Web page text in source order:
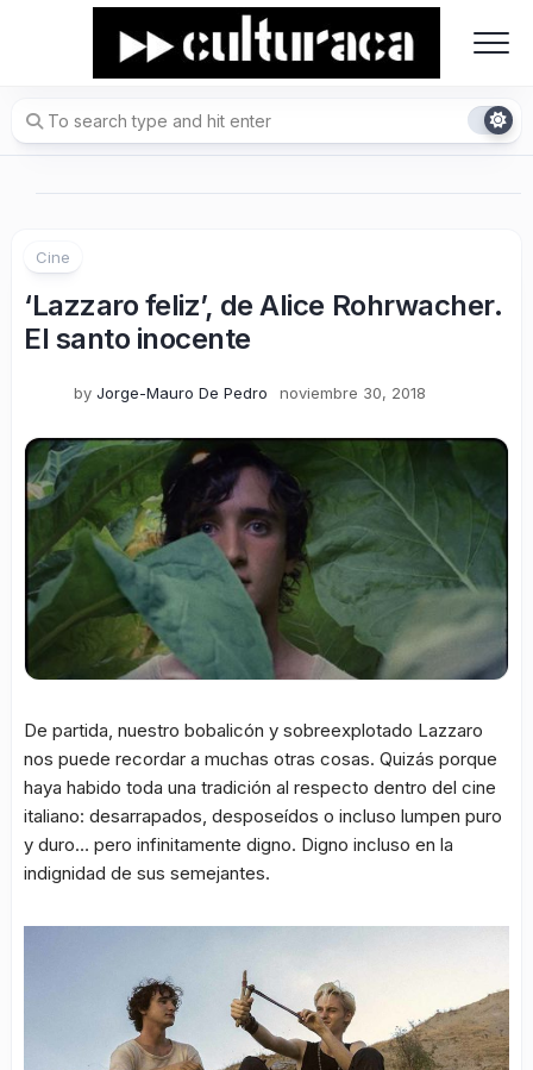
Cine
‘Lazzaro feliz’, de Alice Rohrwacher.
El santo inocente
by Jorge-Mauro De Pedro noviembre 30, 2018
De partida, nuestro bobalicón y sobreexplotado Lazzaro
nos puede recordar a muchas otras cosas. Quizás porque
haya habido toda una tradición al respecto dentro del cine
italiano: desarrapados, desposeídos o incluso lumpen puro
y duro… pero infinitamente digno. Digno incluso en la
indignidad de sus semejantes.